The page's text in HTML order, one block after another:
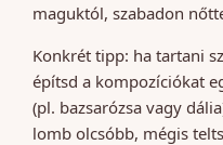
maguktól, szabadon
Konkrét tipp: ha tartani
építsd a kompozíciókat
(pl. bazsarózsa vagy
lomb olcsóbb, mégis